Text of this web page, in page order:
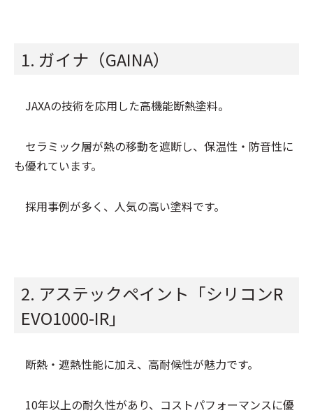
1. ガイナ（GAINA）
JAXAの技術を応用した高機能断熱塗料。
セラミック層が熱の移動を遮断し、保温性・防音性に
も優れています。
採用事例が多く、人気の高い塗料です。
2. アステックペイント「シリコンR
EVO1000-IR」
断熱・遮熱性能に加え、高耐候性が魅力です。
10年以上の耐久性があり、コストパフォーマンスに優